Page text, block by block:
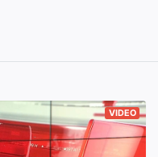
VIDEO